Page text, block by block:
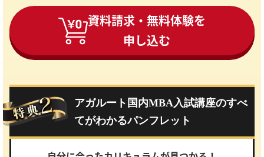
資料請求・無料体験を
申し込む
アガルート国内MBA入試講座のすべ
てがわかるパンフレット